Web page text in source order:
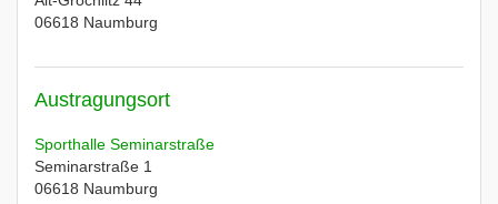
06618 Naumburg
Austragungsort
Sporthalle Seminarstraße
Seminarstraße 1
06618 Naumburg